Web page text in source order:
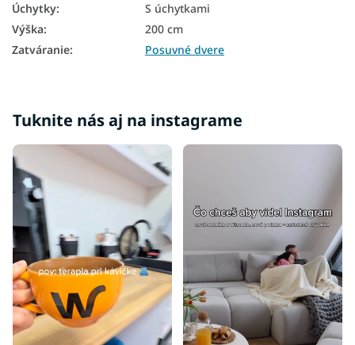
Čierne skrine
Skrine farba dub
Úchytky:
S úchytkami
Výška:
200 cm
Zatváranie: Posuvné dvere
Tuknite nás aj na instagrame